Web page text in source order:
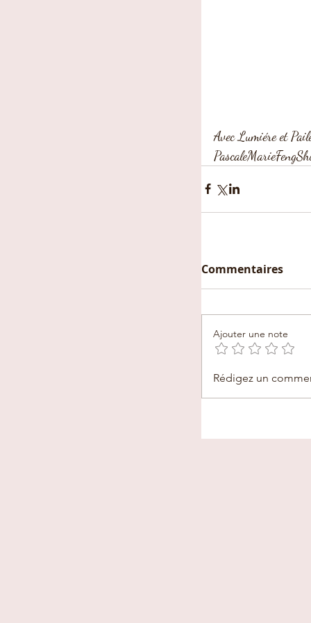
Avec Lumiére et
Commentaires
Ajouter une note
Rédigez un